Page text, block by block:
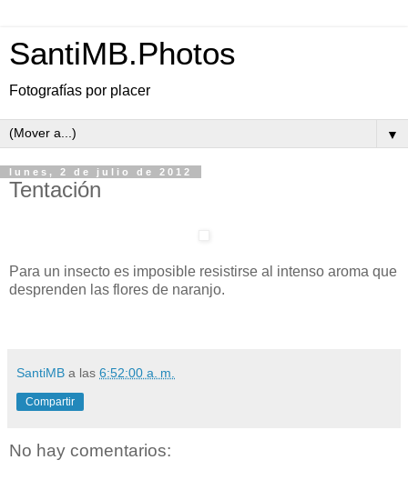
SantiMB.Photos
Fotografías por placer
▼
lunes, 2 de julio de 2012
Tentación
Para un insecto es imposible resistirse al intenso aroma que
desprenden las flores de naranjo.
SantiMB a las 6:52:00 a. m.
Compartir
No hay comentarios: